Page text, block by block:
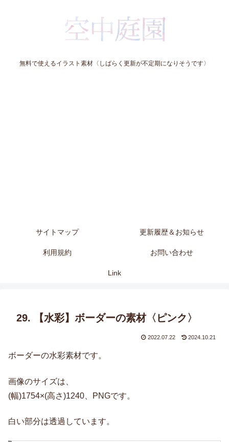
無料で使えるイラスト素材〈しばらく更新が不定期になりそうです〉
サイトマップ 更新履歴＆お知らせ
利用規約 お問い合わせ
Link
29. 【水彩】ボーダーの素材〈ピンク〉
2022.07.22 2024.10.21
ボーダーの水彩素材です。
画像のサイズは、
(幅)1754×(高さ)1240、PNGです。
白い部分は透過しています。